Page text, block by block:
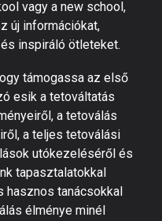
vagy a new school,
új információkat,
inspiráló ötleteket.
támogassa az első
esik a tetováltatás
a tetoválás
a teljes tetoválási
utókezeléséről és
tapasztalatokkal
hasznos tanácsokkal
élménye minél